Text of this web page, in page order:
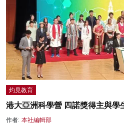
灼見教育
港大亞洲科學營 四諾獎得主與學
作者: 本社編輯部